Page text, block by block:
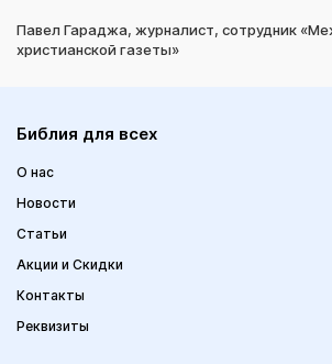
Павел Гараджа, журналист, сотрудник
христианской газеты»
Библия для всех
О нас
Новости
Статьи
Акции и Скидки
Контакты
Реквизиты